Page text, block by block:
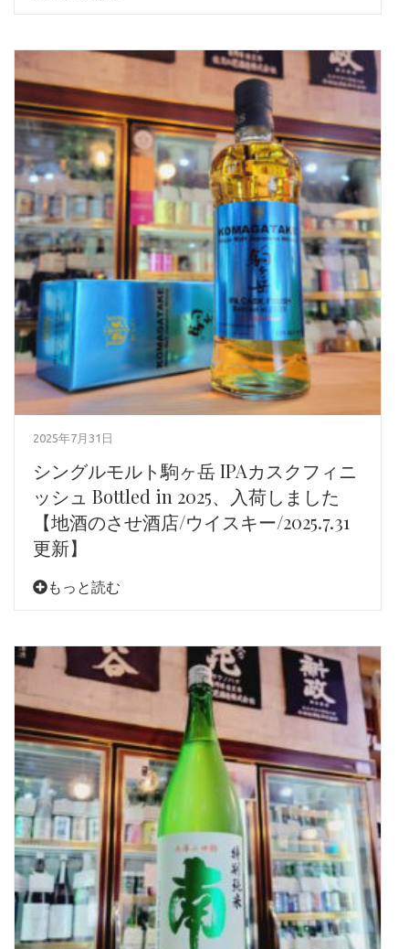
2025年7月31日
シングルモルト駒ヶ岳 IPAカスクフィニ
ッシュ Bottled in 2025、入荷しました
【地酒のさせ酒店/ウイスキー/2025.7.31
更新】
もっと読む